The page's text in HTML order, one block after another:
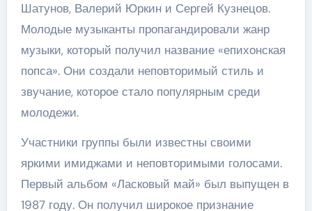
Шатунов, Валерий Юркин и Сергей Кузнецов.
Молодые музыканты пропагандировали жанр
музыки, который получил название «епихонская
попса». Они создали неповторимый стиль и
звучание, которое стало популярным среди
молодежи.
Участники группы были известны своими
яркими имиджами и неповторимыми голосами.
Первый альбом «Ласковый май» был выпущен в
1987 году. Он получил широкое признание